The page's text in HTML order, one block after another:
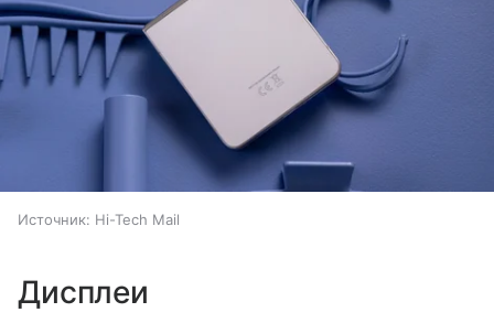
Источник: Hi-Tech Mail
Дисплеи